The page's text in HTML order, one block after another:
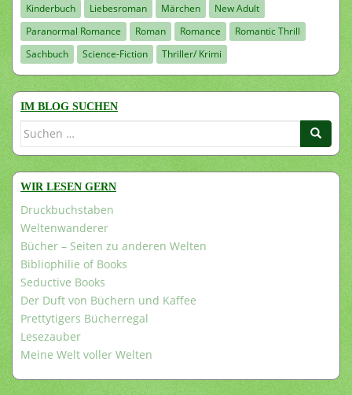
Kinderbuch
Liebesroman Märchen
New Adult
Paranormal Romance
Roman Romance
Romantic Thrill
Sachbuch
Science-Fiction Thriller/ Krimi
IM BLOG SUCHEN
Suchen
WIR LESEN GERN
Druckbuchstaben
Weltenwanderer
Bücher – Seiten zu anderen Welten
Bibliophilie of Books
Seductive Books
Der Duft von Büchern und Kaffee
Prettytigers Bücherregal
Lesezauber
Meine Welt voller Welten